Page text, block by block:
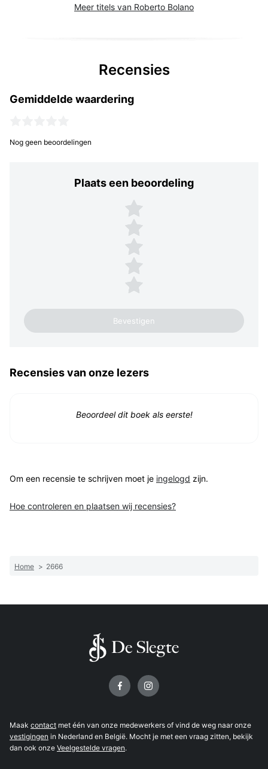
Meer titels van Roberto Bolano
Recensies
Gemiddelde waardering
Nog geen beoordelingen
Plaats een beoordeling
Plaats een beoordeling
5 sterren
4 sterren
3 sterren
2 sterren
1 ster
Recensies van onze lezers
Beoordeel dit boek als eerste!
Om een recensie te schrijven moet je ingelogd zijn.
Hoe controleren en plaatsen wij recensies?
Home > 2666
Maak contact met één van onze medewerkers of vind de weg naar onze
vestigingen in Nederland en België. Mocht je met een vraag zitten, bekijk
dan ook onze Veelgestelde vragen.